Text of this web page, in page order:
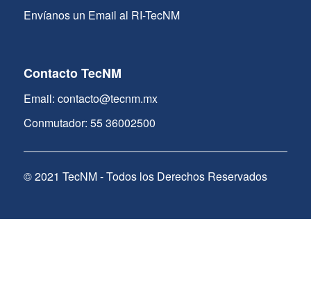
Envíanos un Email al RI-TecNM
Contacto TecNM
Email: contacto@tecnm.mx
Conmutador: 55 36002500
© 2021 TecNM - Todos los Derechos Reservados